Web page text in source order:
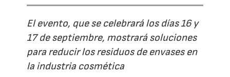
El evento, que se celebrará los días 16 y
17 de septiembre, mostrará soluciones
para reducir los residuos de envases en
la industria cosmética